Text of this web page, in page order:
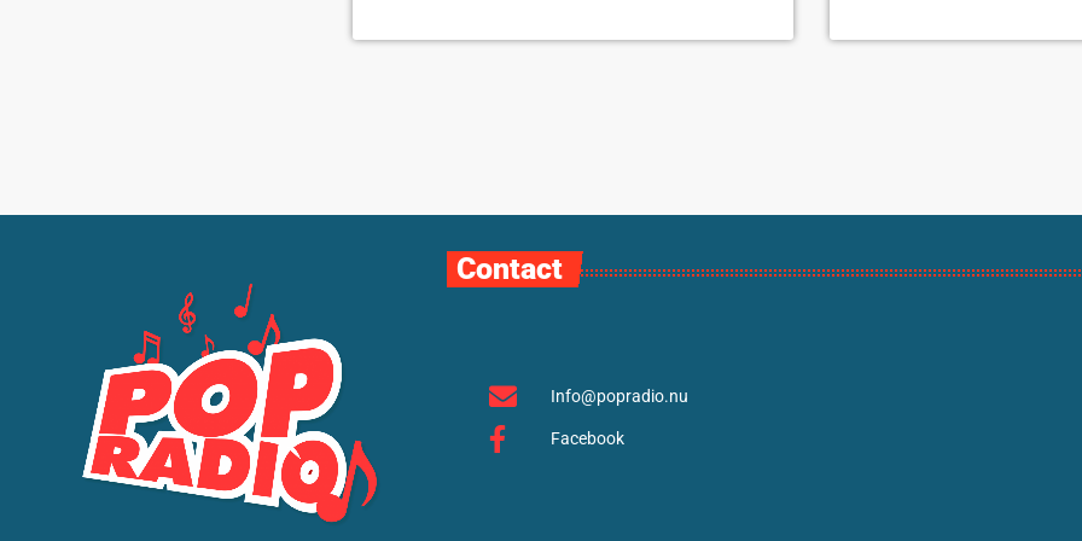
Contact
Info@popradio.nu
Facebook